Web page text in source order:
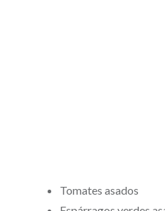
Tomates asados